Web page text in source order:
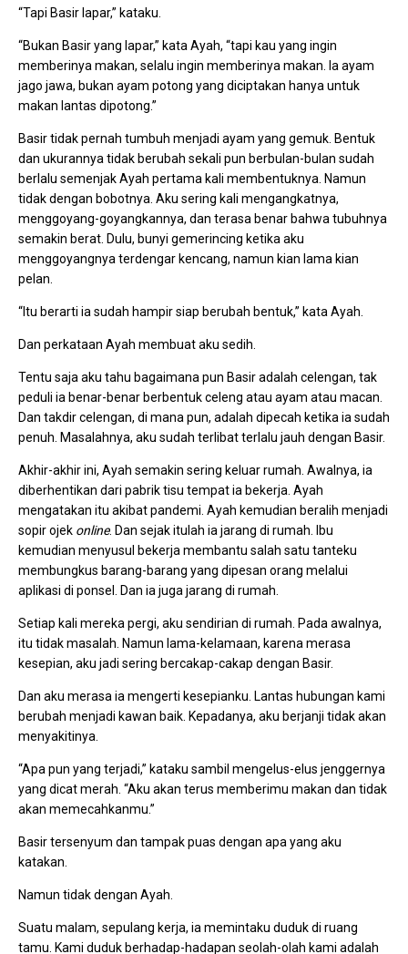
“Tapi Basir lapar,” kataku.
“Bukan Basir yang lapar,” kata Ayah, “tapi kau yang ingin
memberinya makan, selalu ingin memberinya makan. Ia ayam
jago jawa, bukan ayam potong yang diciptakan hanya untuk
makan lantas dipotong.”
Basir tidak pernah tumbuh menjadi ayam yang gemuk. Bentuk
dan ukurannya tidak berubah sekali pun berbulan-bulan sudah
berlalu semenjak Ayah pertama kali membentuknya. Namun
tidak dengan bobotnya. Aku sering kali mengangkatnya,
menggoyang-goyangkannya, dan terasa benar bahwa tubuhnya
semakin berat. Dulu, bunyi gemerincing ketika aku
menggoyangnya terdengar kencang, namun kian lama kian
pelan.
“Itu berarti ia sudah hampir siap berubah bentuk,” kata Ayah.
Dan perkataan Ayah membuat aku sedih.
Tentu saja aku tahu bagaimana pun Basir adalah celengan, tak
peduli ia benar-benar berbentuk celeng atau ayam atau macan.
Dan takdir celengan, di mana pun, adalah dipecah ketika ia sudah
penuh. Masalahnya, aku sudah terlibat terlalu jauh dengan Basir.
Akhir-akhir ini, Ayah semakin sering keluar rumah. Awalnya, ia
diberhentikan dari pabrik tisu tempat ia bekerja. Ayah
mengatakan itu akibat pandemi. Ayah kemudian beralih menjadi
sopir ojek online. Dan sejak itulah ia jarang di rumah. Ibu
kemudian menyusul bekerja membantu salah satu tanteku
membungkus barang-barang yang dipesan orang melalui
aplikasi di ponsel. Dan ia juga jarang di rumah.
Setiap kali mereka pergi, aku sendirian di rumah. Pada awalnya,
itu tidak masalah. Namun lama-kelamaan, karena merasa
kesepian, aku jadi sering bercakap-cakap dengan Basir.
Dan aku merasa ia mengerti kesepianku. Lantas hubungan kami
berubah menjadi kawan baik. Kepadanya, aku berjanji tidak akan
menyakitinya.
“Apa pun yang terjadi,” kataku sambil mengelus-elus jenggernya
yang dicat merah. “Aku akan terus memberimu makan dan tidak
akan memecahkanmu.”
Basir tersenyum dan tampak puas dengan apa yang aku
katakan.
Namun tidak dengan Ayah.
Suatu malam, sepulang kerja, ia memintaku duduk di ruang
tamu. Kami duduk berhadap-hadapan seolah-olah kami adalah